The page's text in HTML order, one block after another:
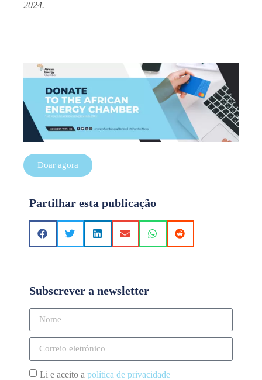
2024.
Doar agora
Partilhar esta publicação
Subscrever a newsletter
Li e aceito a política de privacidade